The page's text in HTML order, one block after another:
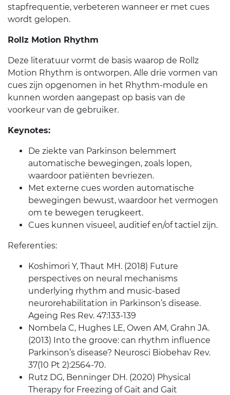
stapfrequentie, verbeteren wanneer er met cues
wordt gelopen.
Rollz Motion Rhythm
Deze literatuur vormt de basis waarop de Rollz
Motion Rhythm is ontworpen. Alle drie vormen van
cues zijn opgenomen in het Rhythm-module en
kunnen worden aangepast op basis van de
voorkeur van de gebruiker.
Keynotes:
De ziekte van Parkinson belemmert
automatische bewegingen, zoals lopen,
waardoor patiënten bevriezen.
Met externe cues worden automatische
bewegingen bewust, waardoor het vermogen
om te bewegen terugkeert.
Cues kunnen visueel, auditief en/of tactiel zijn.
Referenties:
Koshimori Y, Thaut MH. (2018) Future
perspectives on neural mechanisms
underlying rhythm and music-based
neurorehabilitation in Parkinson’s disease.
Ageing Res Rev. 47:133-139
Nombela C, Hughes LE, Owen AM, Grahn JA.
(2013) Into the groove: can rhythm influence
Parkinson’s disease? Neurosci Biobehav Rev.
37(10 Pt 2):2564-70.
Rutz DG, Benninger DH. (2020) Physical
Therapy for Freezing of Gait and Gait